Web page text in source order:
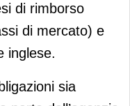
di rimborso
di mercato) e
inglese.
sia